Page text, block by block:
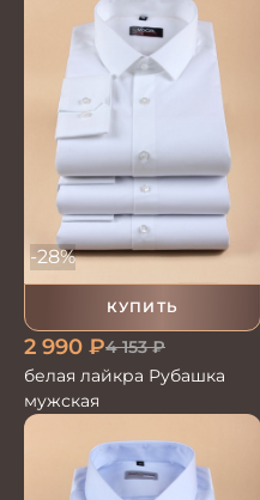
КУПИТЬ
-28%
2 990 ₽4 153₽
белая лайкра Рубашка
мужская